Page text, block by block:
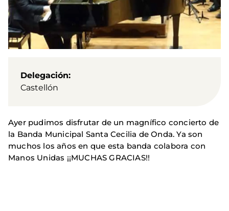
Delegación
Castellón
Ayer pudimos disfrutar de un magnífico concierto de
la Banda Municipal Santa Cecilia de Onda. Ya son
muchos los años en que esta banda colabora con
Manos Unidas ¡¡MUCHAS GRACIAS!!